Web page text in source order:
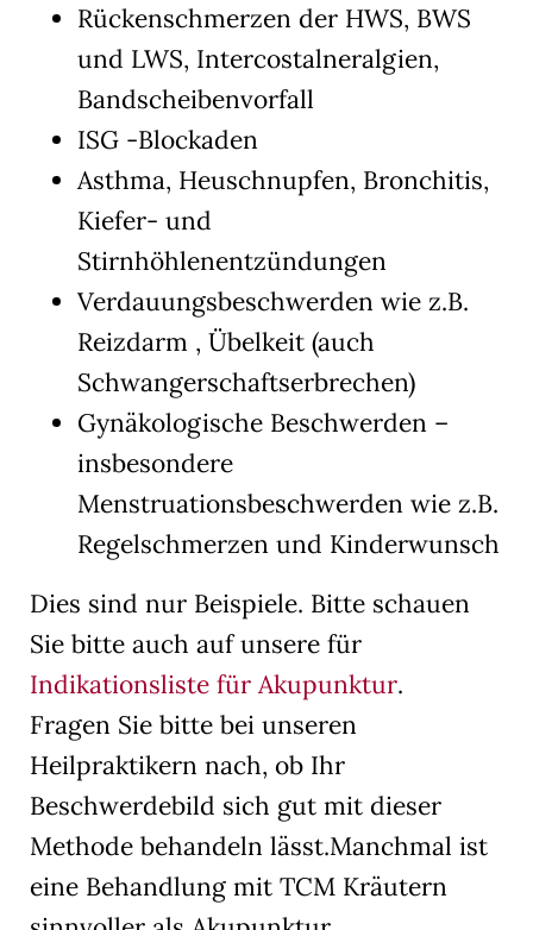
Rückenschmerzen der HWS, BWS
und LWS, Intercostalneralgien,
Bandscheibenvorfall
ISG -Blockaden
Asthma, Heuschnupfen, Bronchitis,
Kiefer- und
Stirnhöhlenentzündungen
Verdauungsbeschwerden wie z.B.
Reizdarm , Übelkeit (auch
Schwangerschaftserbrechen)
Gynäkologische Beschwerden –
insbesondere
Menstruationsbeschwerden wie z.B.
Regelschmerzen und Kinderwunsch
Dies sind nur Beispiele. Bitte schauen
Sie bitte auch auf unsere für
Indikationsliste für Akupunktur.
Fragen Sie bitte bei unseren
Heilpraktikern nach, ob Ihr
Beschwerdebild sich gut mit dieser
Methode behandeln lässt.Manchmal ist
eine Behandlung mit TCM Kräutern